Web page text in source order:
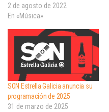
2 de agosto de 2022
En «Música»
SON Estrella Galicia anuncia su
programación de 2025
31 de marzo de 2025